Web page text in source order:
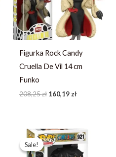
Figurka Rock Candy
Cruella De Vil 14 cm
Funko
208,25zł 160,19zł
Sale!
Sale!
Pierwotna
cena
wynosiła:
Aktualna
cena
wynosi: